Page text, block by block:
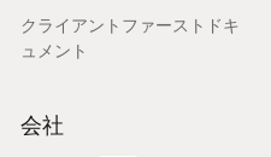
クライアントファーストドキ
ュメント
会社